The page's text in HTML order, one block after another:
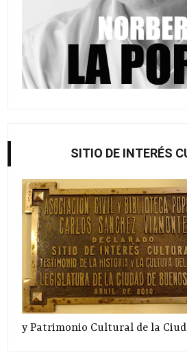
SITIO DE INTERÉS
y Patrimonio Cultural de la